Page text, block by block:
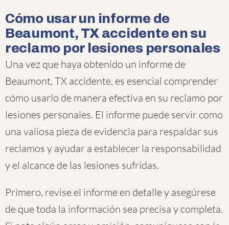
Cómo usar un informe de
Beaumont, TX accidente en su
reclamo por lesiones personales
Una vez que haya obtenido un informe de
Beaumont, TX accidente, es esencial comprender
cómo usarlo de manera efectiva en su reclamo por
lesiones personales. El informe puede servir como
una valiosa pieza de evidencia para respaldar sus
reclamos y ayudar a establecer la responsabilidad
y el alcance de las lesiones sufridas.
Primero, revise el informe en detalle y asegúrese
de que toda la información sea precisa y completa.